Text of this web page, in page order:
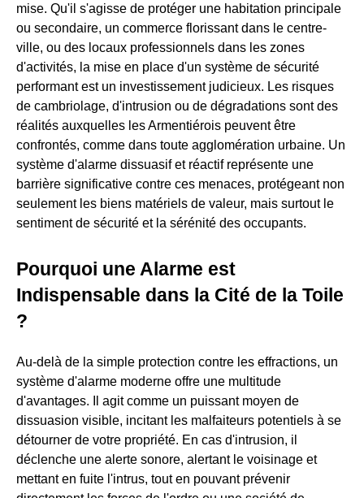
mise. Qu'il s'agisse de protéger une habitation principale
ou secondaire, un commerce florissant dans le centre-
ville, ou des locaux professionnels dans les zones
d'activités, la mise en place d'un système de sécurité
performant est un investissement judicieux. Les risques
de cambriolage, d'intrusion ou de dégradations sont des
réalités auxquelles les Armentiérois peuvent être
confrontés, comme dans toute agglomération urbaine. Un
système d'alarme dissuasif et réactif représente une
barrière significative contre ces menaces, protégeant non
seulement les biens matériels de valeur, mais surtout le
sentiment de sécurité et la sérénité des occupants.
Pourquoi une Alarme est
Indispensable dans la Cité de la Toile
?
Au-delà de la simple protection contre les effractions, un
système d'alarme moderne offre une multitude
d'avantages. Il agit comme un puissant moyen de
dissuasion visible, incitant les malfaiteurs potentiels à se
détourner de votre propriété. En cas d'intrusion, il
déclenche une alerte sonore, alertant le voisinage et
mettant en fuite l'intrus, tout en pouvant prévenir